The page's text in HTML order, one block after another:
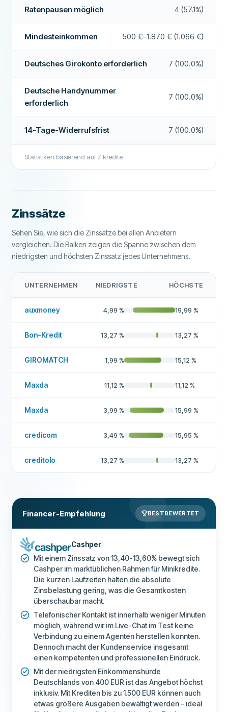
Auskunftei SCHUFA Holding AG
Weitere Informationen zum Anbieter
FUNKTIONEN
14-Tage-Widerrufsfrist Ja
Ratenpausen möglich
Zinsfreier Kredit Nein
ZUSÄTZLICHE FELDER
Hohe Genehmigungsquote Nein
Ratenpausen möglich 4 (57.1%)
Mindesteinkommen 500 €-1.870 € (1.066 €)
Deutsches Girokonto erforderlich 7 (100.0%)
Deutsche Handynummer
erforderlich
7 (100.0%)
14-Tage-Widerrufsfrist 7 (100.0%)
Statistiken basierend auf 7 kredite
UNTERNEHMEN NIEDRIGSTE HÖCHSTE
auxmoney 4,99 % 19,99 %
Bon-Kredit 13,27 % 13,27 %
GIROMATCH 1,99 % 15,12 %
Maxda 11,12 % 11,12 %
Maxda 3,99 % 15,99 %
credicom 3,49 % 15,95 %
creditolo 13,27 % 13,27 %
Zinssätze
Sehen Sie, wie sich die Zinssätze bei allen Anbietern
vergleichen. Die Balken zeigen die Spanne zwischen dem
niedrigsten und höchsten Zinssatz jedes Unternehmens.
Financer-Empfehlung BESTBEWERTET
Cashper
Mit einem Zinssatz von 13,40-13,60% bewegt sich
Cashper im marktüblichen Rahmen für Minikredite.
Die kurzen Laufzeiten halten die absolute
Zinsbelastung gering, was die Gesamtkosten
überschaubar macht.
Telefonischer Kontakt ist innerhalb weniger Minuten
möglich, während wir im Live-Chat im Test keine
Verbindung zu einem Agenten herstellen konnten.
Dennoch macht der Kundenservice insgesamt
einen kompetenten und professionellen Eindruck.
Mit der niedrigsten Einkommenshürde
Deutschlands von 400 EUR ist das Angebot höchst
inklusiv. Mit Krediten bis zu 1.500 EUR können auch
etwas größere Ausgaben bewältigt werden - ideal